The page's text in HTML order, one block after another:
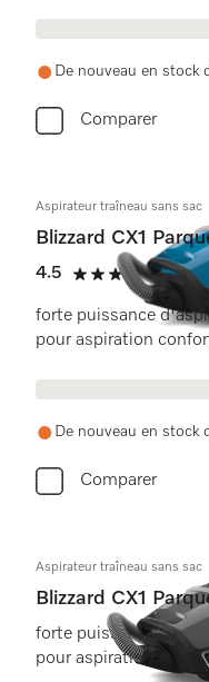
De nouveau en stock
Comparer
Aspirateur traîneau sans sac
Blizzard CX1
4.5
4.5 étoiles sur 5
(2
forte puissance
pour aspiration
De nouveau en stock
Comparer
Aspirateur traîneau sans sac
Blizzard CX1
forte puissance
pour aspiration